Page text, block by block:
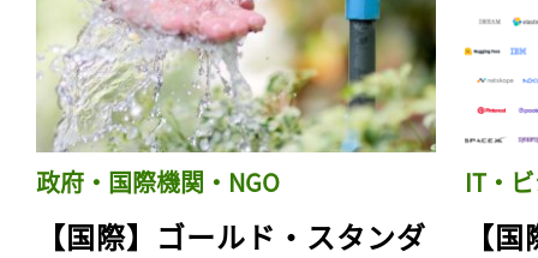
政府・国際機関・NGO
【国際】ゴールド・スタンダ
IT・
【